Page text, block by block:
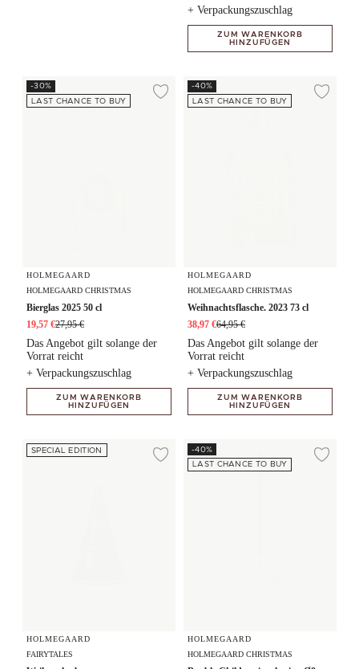
+ Verpackungszuschlag
ZUM WARENKORB
HINZUFÜGEN
Bierglas 2025 50 cl
-30%
LAST CHANCE TO BUY
Zur Wunschliste
HOLMEGAARD
HOLMEGAARD CHRISTMAS
Bierglas 2025 50 cl
19,57 €27,95 €
+ Verpackungszuschlag
Das Angebot gilt solange der
Vorrat reicht
ZUM WARENKORB
HINZUFÜGEN
Weihnachtsflasche. 2023 73 cl
-40%
LAST CHANCE TO BUY
HOLMEGAARD
HOLMEGAARD CHRISTMAS
Weihnachtsflasche. 2023 73 cl
38,97 €64,95 €
+ Verpackungszuschlag
Das Angebot gilt solange der
Vorrat reicht
ZUM WARENKORB
HINZUFÜGEN
Weihnachtsbaum gross
SPECIAL EDITION
Zur Wunschliste
HOLMEGAARD
FAIRYTALES
Bauble Children ice skating Ø8
-40%
LAST CHANCE TO BUY
HOLMEGAARD
HOLMEGAARD CHRISTMAS